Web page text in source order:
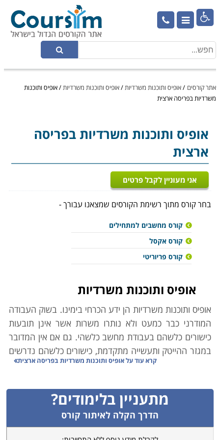

אתר קורסים /אופיס ותוכנות משרדיות/אופיס ותוכנות משרדיות/אופיס ותוכנות
משרדיות בפריסה ארצית
אופיס ותוכנות משרדיותבפריסה
ארצית
אני מעוניין לקבל פרטים
בחר קורס מתוך רשימת הקורסים שמצאנו עבורך -
קורס מחשבים למתחילים
קורס אקסל
קורס פריוריטי
אופיס ותוכנות משרדיות
אופיס ותוכנות משרדיות הן ידע הכרחי בימינו. בשוק העבודה
המודרני כבר כמעט ולא נותרו משרות אשר אינן תובעות
כישורים כלשהם בעבודת מחשב כלשהי. גם אם אין המדובר
במגזר ההייטק ותעשייה מתקדמת, כישורים כלשהם נדרשים
כמעט תמיד. גם אם לא מדובר במשימות טכנולוגיות
ומי שאין ברשותו כלים בסיסיים בתחום יגביל משמעותית את
תחומי התעסוקה האפשריים עבורו. גם מי ש"לא מתחבר"
למחשב מחויב ברכישת כלי יסוד שיאפשרו לו פעילות
קרא עוד עלאופיס ותוכנות משרדיות בפריסה ארצית
מתעניין בלימודים?
הדרך הקלה לאיתור קורס